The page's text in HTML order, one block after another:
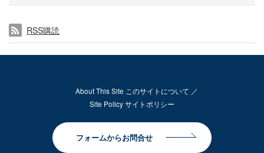
RSS購読
About This Site このサイトについて
Site Policy サイトポリシー
フォームからお問合せ